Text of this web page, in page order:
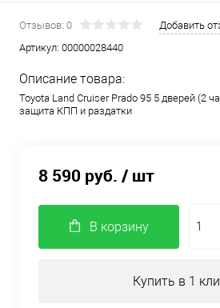
Отзывов: 0
Добавить
Артикул: 00000028440
Описание товара:
Toyota Land Cruiser Prado 95 5 дверей (2
защита КПП и раздатки
8 590 руб. / шт
В корзину
Купить в 1